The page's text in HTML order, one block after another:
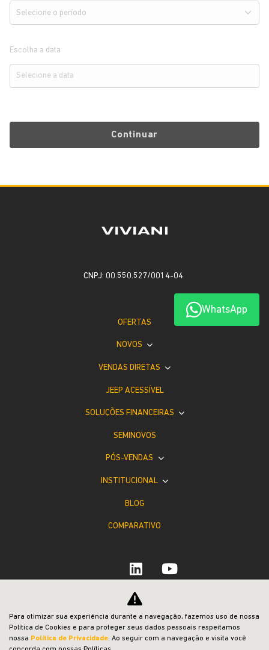
Escolha a data
Continuar
WhatsApp
CNPJ: 00.550.527/0014-04
OFERTAS
NOVOS
VENDAS DIRETAS
JEEP ACESSÍVEL
SOLUÇÕES FINANCEIRAS
SEMINOVOS
PÓS-VENDAS
INSTITUCIONAL
BLOG
COMPARATIVO
Desacelere. Seu bem maior é a vida.
Para otimizar sua experiência durante a navegação, fazemos uso de nossa
Política de Cookies e para proteger seus dados pessoais respeitamos
nossa Política de Privacidade. Ao seguir com a navegação e visita você